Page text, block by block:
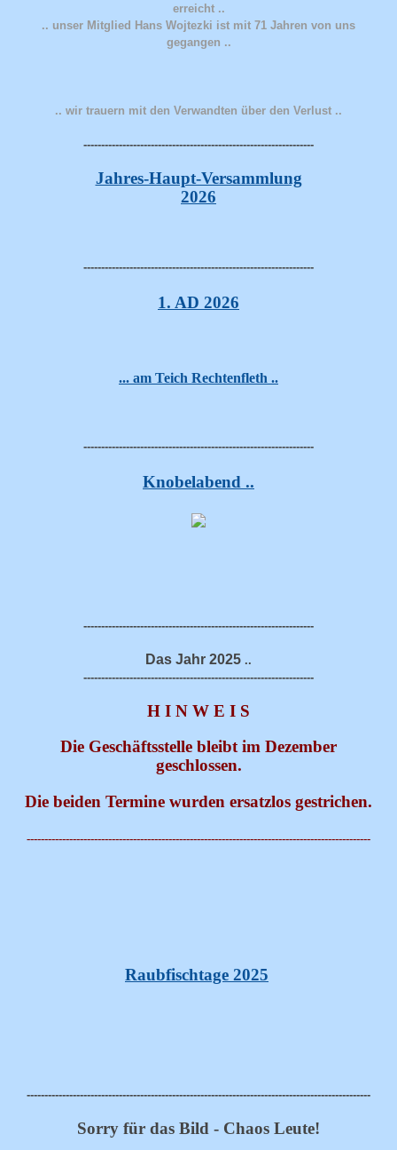
erreicht ..
.. unser Mitglied Hans Wojtezki ist mit 71 Jahren von uns
gegangen ..
.. wir trauern mit den Verwandten über den Verlust ..
-----------------------------------------------------------------
Jahres-Haupt-Versammlung
2026
-----------------------------------------------------------------
1. AD 2026
... am Teich Rechtenfleth ..
-----------------------------------------------------------------
Knobelabend ..
-----------------------------------------------------------------
Das Jahr 2025 ..
-----------------------------------------------------------------
H I N W E I S
Die Geschäftsstelle bleibt im Dezember
geschlossen.
Die beiden Termine wurden ersatzlos gestrichen.
-------------------------------------------------------------------------------------------------
Raubfischtage 2025
-------------------------------------------------------------------------------------------------
Sorry für das Bild - Chaos Leute!